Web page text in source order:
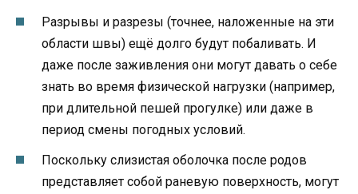
Разрывы и разрезы (точнее, наложенные на эти
области швы) ещё долго будут побаливать. И
даже после заживления они могут давать о себе
знать во время физической нагрузки (например,
при длительной пешей прогулке) или даже в
период смены погодных условий.
Поскольку слизистая оболочка после родов
представляет собой раневую поверхность, могут